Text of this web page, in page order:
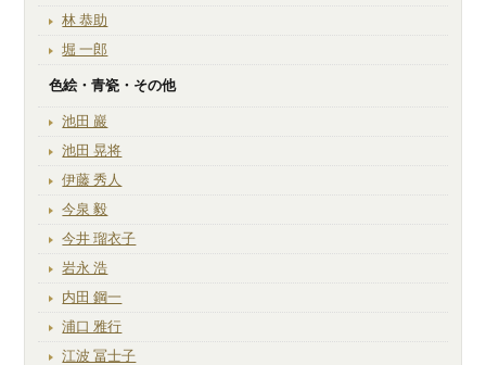
林 恭助
堀 一郎
色絵・青瓷・その他
池田 巖
池田 晃将
伊藤 秀人
今泉 毅
今井 瑠衣子
岩永 浩
内田 鋼一
浦口 雅行
江波 冨士子